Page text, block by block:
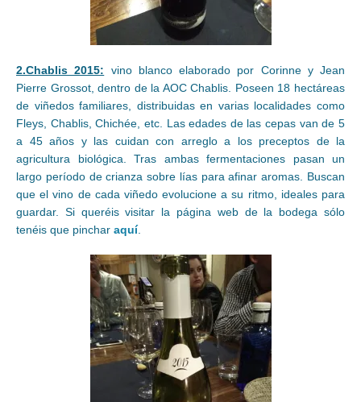
2.Chablis 2015: vino blanco elaborado por Corinne y Jean
Pierre Grossot, dentro de la AOC Chablis. Poseen 18 hectáreas
de viñedos familiares, distribuidas en varias localidades como
Fleys, Chablis, Chichée, etc. Las edades de las cepas van de 5
a 45 años y las cuidan con arreglo a los preceptos de la
agricultura biológica. Tras ambas fermentaciones pasan un
largo período de crianza sobre lías para afinar aromas. Buscan
que el vino de cada viñedo evolucione a su ritmo, ideales para
guardar. Si queréis visitar la página web de la bodega sólo
tenéis que pinchar aquí.